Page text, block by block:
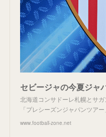
北海道コンサドーレ札幌とサ
「プレシーズンジャパンツア
www.football-zone.net